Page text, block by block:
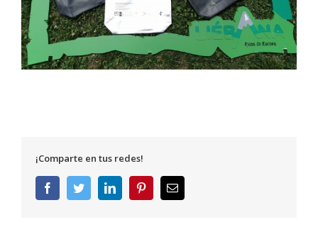
¡Comparte en tus redes!
FacebookTwitterLinkedInPinterestCorreo
electrónico